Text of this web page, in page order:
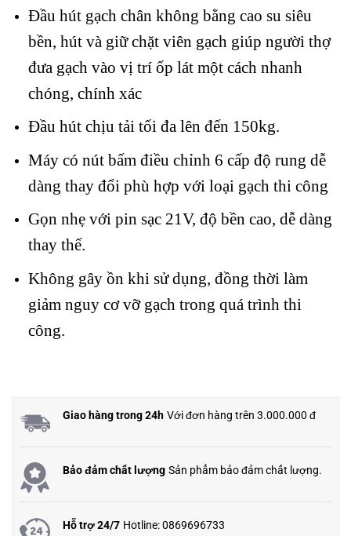
Đầu hút gạch chân không bằng cao su siêu
bền, hút và giữ chặt viên gạch giúp người thợ
đưa gạch vào vị trí ốp lát một cách nhanh
chóng, chính xác
Đầu hút chịu tải tối đa lên đến 150kg.
Máy có nút bấm điều chỉnh 6 cấp độ rung dễ
dàng thay đổi phù hợp với loại gạch thi công
Gọn nhẹ với pin sạc 21V, độ bền cao, dễ dàng
thay thế.
Không gây ồn khi sử dụng, đồng thời làm
giảm nguy cơ vỡ gạch trong quá trình thi
công.
Giao hàng trong 24h Với đơn hàng trên 3.000.000 đ
Bảo đảm chất lượng Sản phẩm bảo đảm chất lượng.
Hỗ trợ 24/7 Hotline: 0869696733